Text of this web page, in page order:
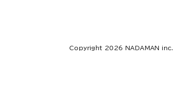
Copyright 2026 NADAMAN inc.